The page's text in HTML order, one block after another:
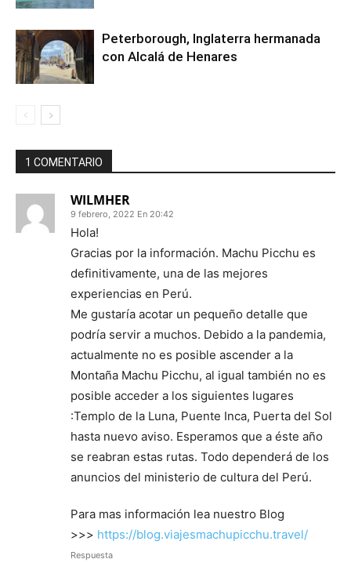
Peterborough, Inglaterra hermanada
con Alcalá de Henares
1 COMENTARIO
WILMHER
9 febrero, 2022 En 20:42
Hola!
Gracias por la información. Machu Picchu es
definitivamente, una de las mejores
experiencias en Perú.
Me gustaría acotar un pequeño detalle que
podría servir a muchos. Debido a la pandemia,
actualmente no es posible ascender a la
Montaña Machu Picchu, al igual también no es
posible acceder a los siguientes lugares
:Templo de la Luna, Puente Inca, Puerta del Sol
hasta nuevo aviso. Esperamos que a éste año
se reabran estas rutas. Todo dependerá de los
anuncios del ministerio de cultura del Perú.
Para mas información lea nuestro Blog
>>> https://blog.viajesmachupicchu.travel/
Respuesta